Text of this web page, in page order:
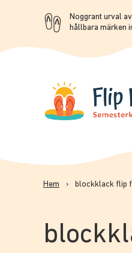
Noggrant urval
hållbara märken
Hem › blockklack flip